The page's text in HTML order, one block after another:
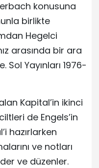
konusuna
birlikte
Hegelci
arasında bir ara
Sol Yayınları 1976-
Kapital’in ikinci
de Engels’in
hazırlarken
ve notları
ve düzenler.